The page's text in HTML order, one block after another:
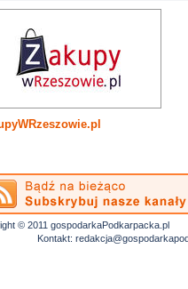
© 2011 gospodarkaPodkarpacka.pl
Kontakt: